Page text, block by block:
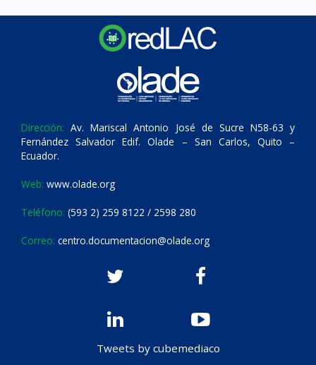
Dirección: Av. Mariscal Antonio José de Sucre N58-63 y
Fernández Salvador Edif. Olade – San Carlos, Quito –
Ecuador.
Web: www.olade.org
Teléfono: (593 2) 259 8122 / 2598 280
Correo: centro.documentacion@olade.org
Tweets by cubemediaco